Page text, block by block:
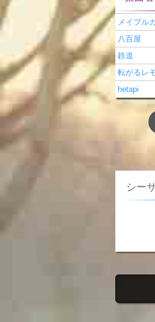
メイプル
八百屋
鉄道
転がるレ
hetapi
シー